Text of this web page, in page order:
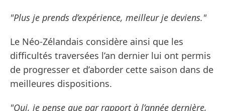
"Plus je prends d’expérience, meilleur je deviens."
Le Néo-Zélandais considère ainsi que les
difficultés traversées l’an dernier lui ont permis
de progresser et d’aborder cette saison dans de
meilleures dispositions.
"Oui, je pense que par rapport à l’année dernière,